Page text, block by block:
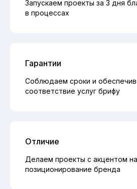
Запускаем проекты за 3 дня
в процессах
Гарантии
Соблюдаем сроки и
соответствие услуг брифу
Отличие
Делаем проекты с акцентом на
позиционирование бренда